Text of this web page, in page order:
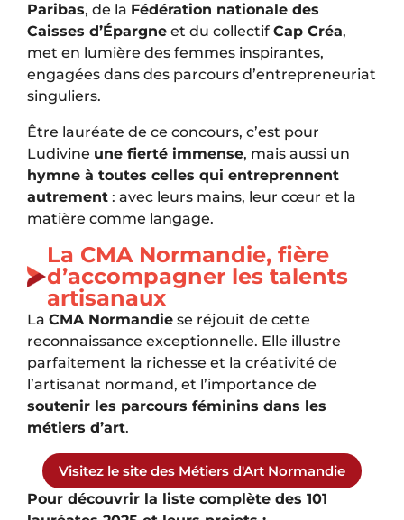
Paribas, de la Fédération nationale des
Caisses d’Épargne et du collectif Cap Créa,
met en lumière des femmes inspirantes,
engagées dans des parcours d’entrepreneuriat
singuliers.
Être lauréate de ce concours, c’est pour
Ludivine une fierté immense, mais aussi un
hymne à toutes celles qui entreprennent
autrement : avec leurs mains, leur cœur et la
matière comme langage.
La CMA Normandie, fière
d’accompagner les talents
artisanaux
La CMA Normandie se réjouit de cette
reconnaissance exceptionnelle. Elle illustre
parfaitement la richesse et la créativité de
l’artisanat normand, et l’importance de
soutenir les parcours féminins dans les
métiers d’art.
Visitez le site des Métiers d'Art Normandie
Pour découvrir la liste complète des 101